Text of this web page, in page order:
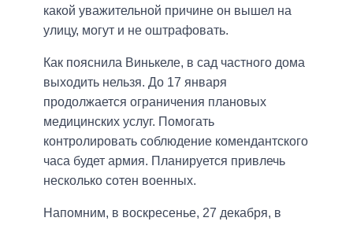
какой уважительной причине он вышел на
улицу, могут и не оштрафовать.
Как пояснила Винькеле, в сад частного дома
выходить нельзя. До 17 января
продолжается ограничения плановых
медицинских услуг. Помогать
контролировать соблюдение комендантского
часа будет армия. Планируется привлечь
несколько сотен военных.
Напомним, в воскресенье, 27 декабря, в